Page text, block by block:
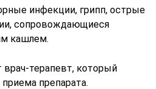
инфекции, грипп, острые
сопровождающиеся
кашлем.
врач-терапевт, который
препарата.